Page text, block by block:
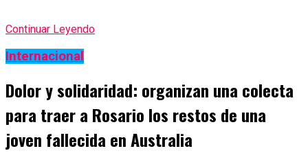
Continuar Leyendo
Internacional
Dolor y solidaridad: organizan una colecta
para traer a Rosario los restos de una
joven fallecida en Australia